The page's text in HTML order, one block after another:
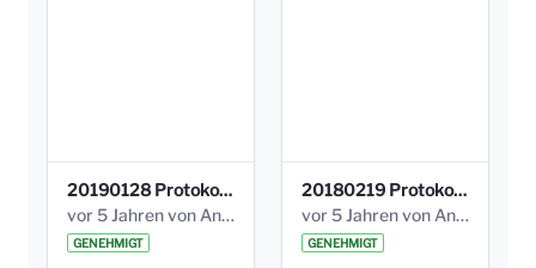
20190128 Protokoll der Projektgruppe Olgäle.pdf
vor 5 Jahren von Anni Schlumberger
GENEHMIGT
20180219 Protokoll der Projektgruppe Olgaele2012.pdf
vor 5 Jahren von Anni Schlumberger
GENEHMIGT